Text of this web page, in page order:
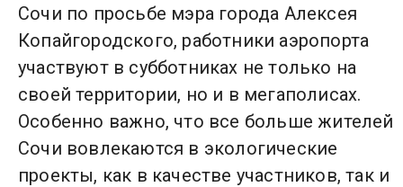
Сочи по просьбе мэра города Алексея
Копайгородского, работники аэропорта
участвуют в субботниках не только на
своей территории, но и в мегаполисах.
Особенно важно, что все больше жителей
Сочи вовлекаются в экологические
проекты, как в качестве участников, так и